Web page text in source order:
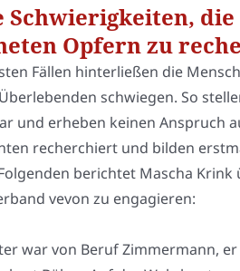
Schwierigkeiten,
Opfern zu
Fäl­len hin­ter­lie­ßen die
schwie­gen. So
und erhe­ben kei­nen Anspruch
recher­chiert und bil­den
berich­tet Mascha
vevon zu enga­gie­ren:
war von Beruf Zim­mer­mann,